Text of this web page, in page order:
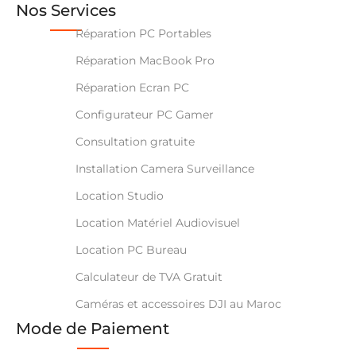
Nos Services
Réparation PC Portables
Réparation MacBook Pro
Réparation Ecran PC
Configurateur PC Gamer
Consultation gratuite
Installation Camera Surveillance
Location Studio
Location Matériel Audiovisuel
Location PC Bureau
Calculateur de TVA Gratuit
Caméras et accessoires DJI au Maroc
Mode de Paiement